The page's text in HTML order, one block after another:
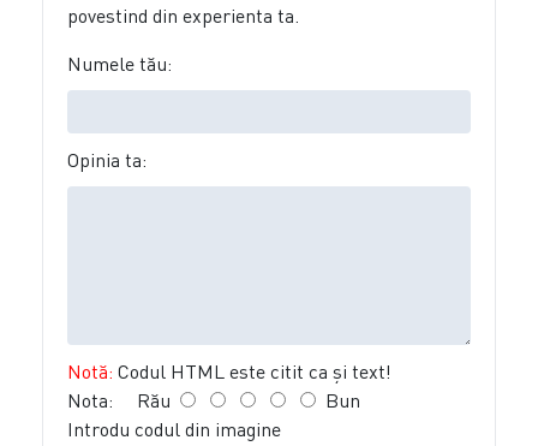
povestind din experienta ta.
Numele tău:
Opinia ta:
Notă: Codul HTML este citit ca şi text!
Nota: Rău
Bun
Introdu codul din imagine